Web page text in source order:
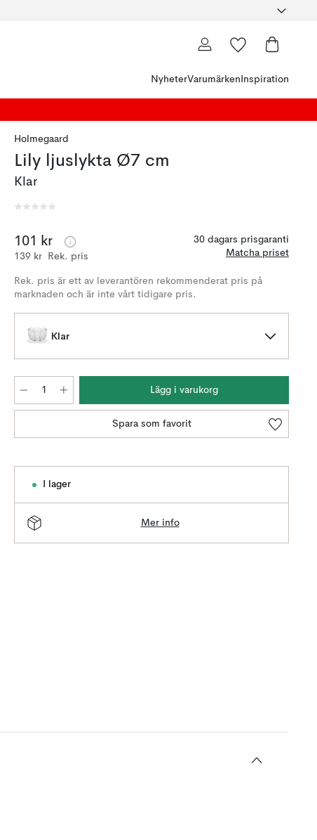
NyheterVarumärken Inspiration
Holmegaard
Lily ljuslykta Ø7 cm
Klar
101 kr
139 kr Rek. pris
30 dagars prisgaranti
Matcha priset
Rek. pris är ett av leverantören rekommenderat pris på
marknaden och är inte vårt tidigare pris.
Klar
Lägg i varukorg
Spara som favorit
I lager
Mer info